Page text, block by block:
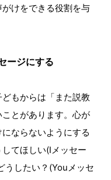
がけをできる役割を与
ージにする
もからは「また説教
とがあります。心が
ならないようにする
てほしい(Iメッセー
うしたい？(Youメッセ